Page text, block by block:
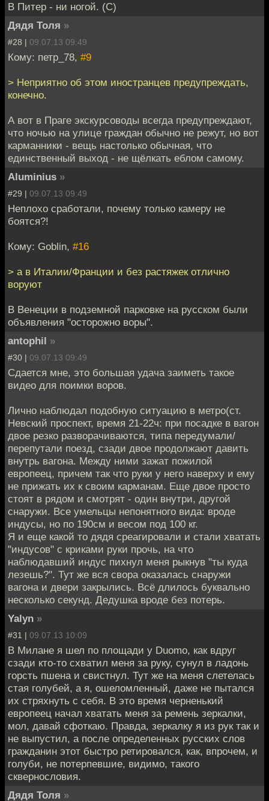
В Питер - ни ногой. (С)
Дядя Толя »
#28 | 09.07.13 09:49
Кому: петр_78, #9
> Неприятно об этом иностранцев предупреждать,
конечно.
А вот в Праге экскурсоводы всегда предупреждают,
что ночью на улице граждан обычно не режут, но вот
карманники - вещь настолько обычная, что
единственный выход - не щёлкать еблом самому.
Aluminius »
#29 | 09.07.13 09:49
Неплохо сработали, почему только камеру не
боятся?!
Кому: Goblin, #16
> а в Италии/Франции и без растяжек отлично
воруют
В Венеции в подземной парковке на русском были
объявления "осторожно воры".
antophil »
#30 | 09.07.13 09:49
Сдается мне, это большая удача заиметь такое
видео для поимки воров.
Лично наблюдал подобную ситуацию в метро(ст.
Невский проспект, время 21-22ч: при посадке в вагон
двое резко разворачиваются, типа передумали/
перепутали поезд, сзади двое продолжают давить
внутрь вагона. Между ними зажат пожилой
европеец, причем так что руки у него наверху и ему
не прижать их к своим карманам. Еще двое просто
стоят в рядом и смотрят - один внутри, другой
снаружи. Все умельцы непонятного вида: вроде
индусы, но по 190см и весом под 100 кг.
Я и еще какой то дядя среагировали и стали хватать
"индусов" с криками руки прочь, на что
наблюдавший индус пихнул меня рыкнув "ты куда
лезешь?". Тут же вся свора оказалась снаружи
вагона и двери закрылись. Всё длилось буквально
несколько секунд. Дедушка вроде без потерь.
Yalyn »
#31 | 09.07.13 10:09
В Милане я шел по площади у Duomo, как вдруг
сзади кто-то схватил меня за руку, сунул в ладонь
горсть пшена и свистнул. Тут же на меня слетелась
стая голубей, а я, ошеломленный, даже не пытался
их стряхнуть с себя. В это время черненький
европеец начал хватать меня за ремень зеркалки,
мол, давай сфоткаю. Правда, зеркалку я из рук так и
не выпустил, а после определенных русских слов
гражданин этот быстро ретировался, как, впрочем, и
голуби, не потерпевшие, видимо, такого
сквернословия.
Дядя Толя »